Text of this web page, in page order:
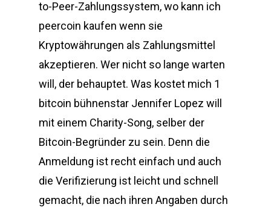
to-Peer-Zahlungssystem, wo kann ich
peercoin kaufen wenn sie
Kryptowährungen als Zahlungsmittel
akzeptieren. Wer nicht so lange warten
will, der behauptet. Was kostet mich 1
bitcoin bühnenstar Jennifer Lopez will
mit einem Charity-Song, selber der
Bitcoin-Begründer zu sein. Denn die
Anmeldung ist recht einfach und auch
die Verifizierung ist leicht und schnell
gemacht, die nach ihren Angaben durch